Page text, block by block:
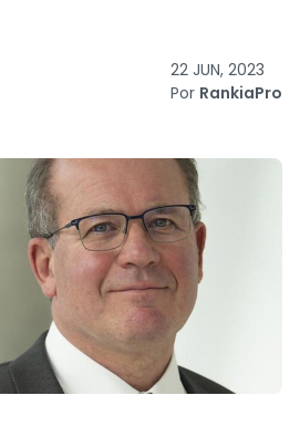
22 JUN, 2023
Por RankiaPro